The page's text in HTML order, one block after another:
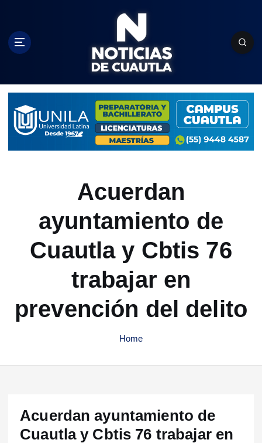
c
Acuerdan
ayuntamiento de
Cuautla y Cbtis 76
trabajar en
prevención del delito
Home
Acuerdan ayuntamiento de
Cuautla y Cbtis 76 trabajar en